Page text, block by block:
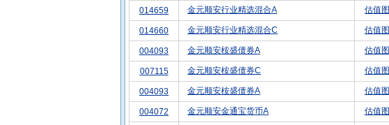
014659 金元顺安行业精选混合A 估值图
014660 金元顺安行业精选混合C 估值图
004093 金元顺安桉盛债券A 估值图
007115 金元顺安桉盛债券C 估值图
004093 金元顺安桉盛债券A 估值图
004072 金元顺安金通宝货币A 估值图